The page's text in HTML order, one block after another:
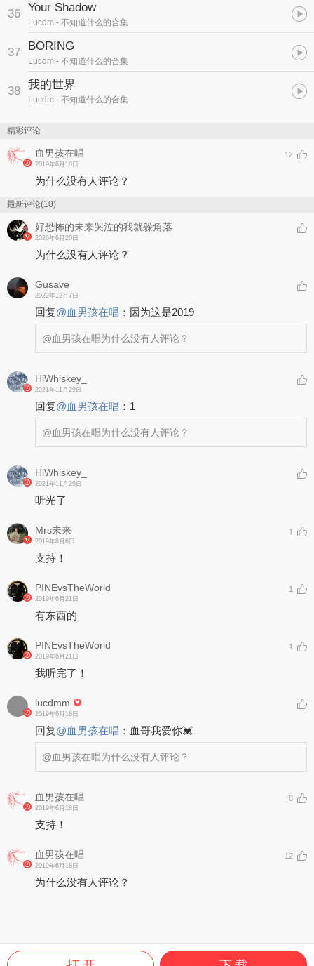
36 Your Shadow
Lucdm - 不知道什么的合集
37 BORING
Lucdm - 不知道什么的合集
38 我的世界
Lucdm - 不知道什么的合集
精彩评论
血男孩在唱
2019年6月18日
12
为什么没有人评论？
最新评论(10)
好恐怖的未来哭泣的我就躲角落
2026年6月20日
为什么没有人评论？
Gusave
2022年12月7日
回复@血男孩在唱 ： 因为这是2019
@血男孩在唱为什么没有人评论？
HiWhiskey_
2021年11月29日
回复@血男孩在唱 ： 1
@血男孩在唱为什么没有人评论？
HiWhiskey_
2021年11月29日
听光了
Mrs未来
2019年8月6日
1
支持！
PINEvsTheWorld
2019年6月21日
1
有东西的
PINEvsTheWorld
2019年6月21日
1
我听完了！
lucdmm
2019年6月18日
回复@血男孩在唱 ： 血哥我爱你💓
@血男孩在唱为什么没有人评论？
血男孩在唱
2019年6月18日
8
支持！
血男孩在唱
2019年6月18日
12
为什么没有人评论？